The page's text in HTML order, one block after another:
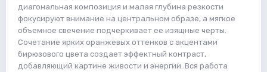
диагональная композиция и малая глубина резкости
фокусируют внимание на центральном образе, а мягкое
объемное свечение подчеркивает ее изящные черты.
Сочетание ярких оранжевых оттенков с акцентами
бирюзового цвета создает эффектный контраст,
добавляющий картине живости и энергии. Вся работа